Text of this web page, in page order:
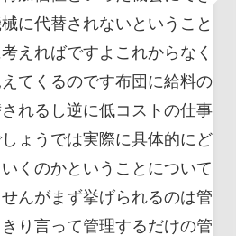
に代替されないということ
えればですよこれからなく
てくるのです布団に給料の
れるし逆に低コストの仕事
ょうでは実際に具体的にど
くのかということについて
んがまず挙げられるのは管
り言って管理するだけの管